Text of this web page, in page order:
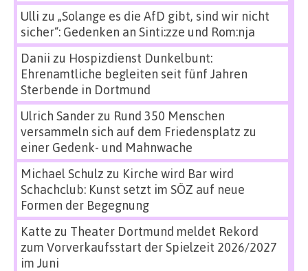
Ulli zu „Solange es die AfD gibt, sind wir nicht
sicher“: Gedenken an Sinti:zze und Rom:nja
Danii zu Hospizdienst Dunkelbunt:
Ehrenamtliche begleiten seit fünf Jahren
Sterbende in Dortmund
Ulrich Sanderzu Rund 350 Menschen
versammeln sich auf dem Friedensplatz zu
einer Gedenk- und Mahnwache
Michael Schulz zu Kirche wird Bar wird
Schachclub: Kunst setzt im SÖZ auf neue
Formen der Begegnung
Katte zu Theater Dortmund meldet Rekord
zum Vorverkaufsstart der Spielzeit 2026/2027
im Juni